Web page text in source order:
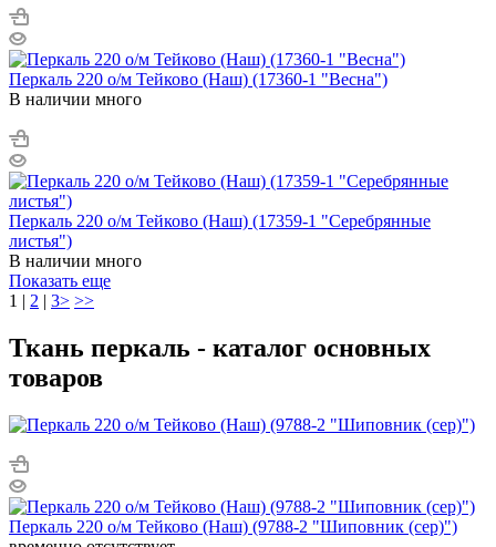
Перкаль 220 о/м Тейково (Наш) (17360-1 "Весна")
В наличии много
Перкаль 220 о/м Тейково (Наш) (17359-1 "Серебрянные
листья")
В наличии много
Показать еще
1 | 2 | 3> >>
Ткань перкаль - каталог основных
товаров
Перкаль 220 о/м Тейково (Наш) (9788-2 "Шиповник (сер)")